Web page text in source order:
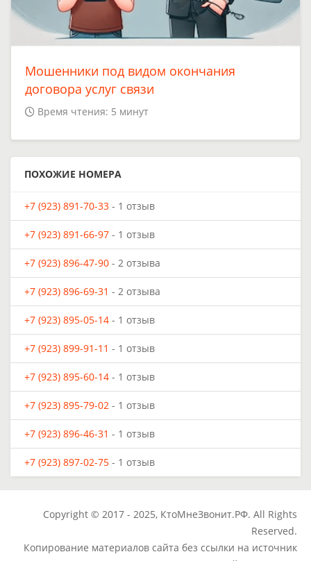
Мошенники под видом окончания
договора услуг связи
Время чтения: 5 минут
ПОХОЖИЕ НОМЕРА
+7 (923) 891-70-33 - 1 отзыв
+7 (923) 891-66-97 - 1 отзыв
+7 (923) 896-47-90 - 2 отзыва
+7 (923) 896-69-31 - 2 отзыва
+7 (923) 895-05-14 - 1 отзыв
+7 (923) 899-91-11 - 1 отзыв
+7 (923) 895-60-14 - 1 отзыв
+7 (923) 895-79-02 - 1 отзыв
+7 (923) 896-46-31 - 1 отзыв
+7 (923) 897-02-75 - 1 отзыв
Copyright © 2017 - 2025, КтоМнеЗвонит.РФ. All Rights
Reserved.
Копирование материалов сайта без ссылки на источник